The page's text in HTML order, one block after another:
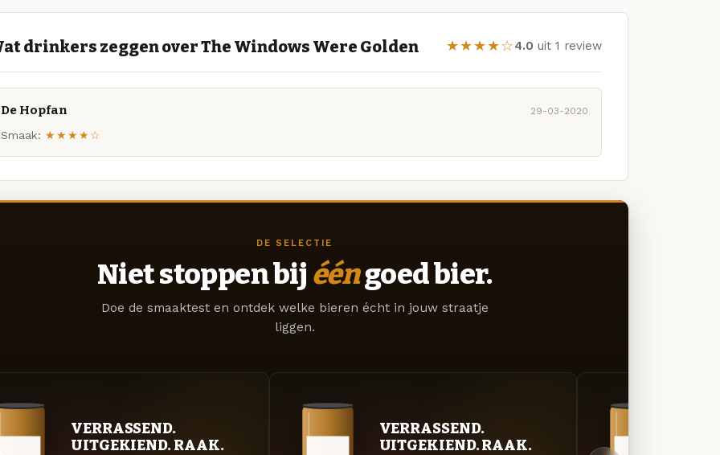
drinkers zeggen over The Windows Were Golden ★★★★☆4.0 uit 1 review
De Hopfan 29-03-2020
Smaak: ★★★★☆
DE SELECTIE
Niet stoppen bij ééngoed bier.
Doe de smaaktest en ontdek welke bieren écht in jouw straatje
liggen.
VERRASSEND.
UITGEKIEND. RAAK.
VERRASSEND.
UITGEKIEND. RAAK.